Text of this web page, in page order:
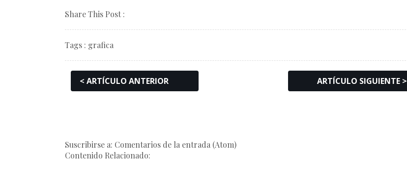
Share This Post :
Tags : grafica
ARTÍCULO SIGUIENTE >
< ARTÍCULO ANTERIOR
Suscribirse a: Comentarios de la entrada (Atom)
Contenido Relacionado: